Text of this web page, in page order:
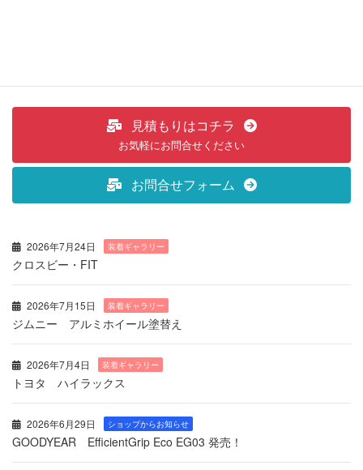
見積もりはコチラ
お気軽にお問合せください
お問合せフォーム
2026年7月24日 装着ギャラリー
クロスビー・FIT
2026年7月15日 装着ギャラリー
ジムニー アルミホイール塗替え
2026年7月4日 装着ギャラリー
トヨタ ハイラックス
2026年6月29日 ショップからお知らせ
GOODYEAR EfficientGrip Eco EG03 発売！